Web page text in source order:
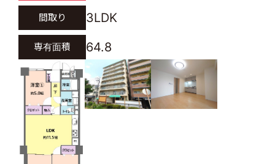
間取り 3LDK
専有面積 64.8